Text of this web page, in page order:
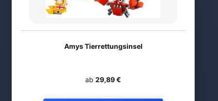
Amys Tierrettungsinsel
ab 29,89 €